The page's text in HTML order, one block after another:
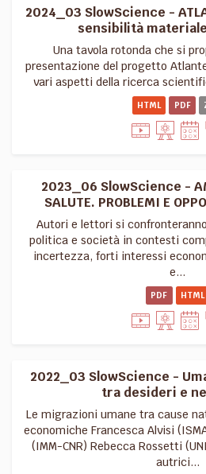
2024_03 SlowScience -
sensibilità
Una tavola rotonda che si
presentazione del progetto
vari aspetti della ricerca
HTML PDF
2023_06 SlowScience -
SALUTE. PROBLEMI E
Autori e lettori si
politica e società in contesti
incertezza, forti interessi
e...
PDF HTML
2022_03 SlowScience -
tra desideri e
Le migrazioni umane tra cause
economiche Francesca Alvisi
(IMM-CNR) Rebecca Rossetti
autrici...